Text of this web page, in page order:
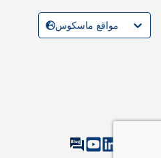
مواقع ماسكوس